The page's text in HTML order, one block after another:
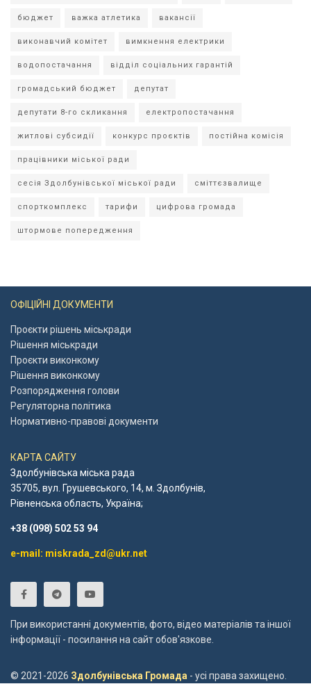
бюджет важка атлетика вакансії
виконавчий комітет вимкнення електрики
водопостачання відділ соціальних гарантій
громадський бюджет депутат
депутати 8-го скликання електропостачання
житлові субсидії конкурс проєктів постійна комісія
працівники міської ради
сесія Здолбунівської міської ради сміттєзвалище
спорткомплекс тарифи цифрова громада
штормове попередження
ОФІЦІЙНІ ДОКУМЕНТИ
Проєкти рішень міськради
Рішення міськради
Проєкти виконкому
Рішення виконкому
Розпорядження голови
Регуляторна політика
Нормативно-правові документи
КАРТА САЙТУ
Здолбунівська міська рада
35705, вул. Грушевського, 14, м. Здолбунів,
Рівненська область, Україна;
+38 (098) 502 53 94
e-mail: miskrada_zd@ukr.net
При використанні документів, фото, відео матеріалів та іншої
інформації - посилання на сайт обов'язкове.
© 2021-2026 Здолбунівська Громада - усі права захищено.